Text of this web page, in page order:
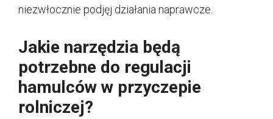
niezwłocznie podjęj działania naprawcze.
Jakie narzędzia będą
potrzebne do regulacji
hamulców w przyczepie
rolniczej?